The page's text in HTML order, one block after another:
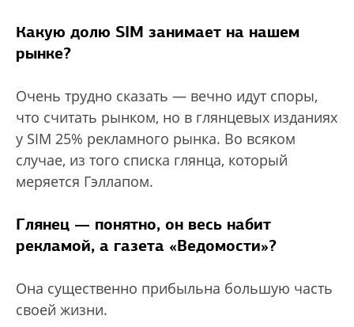
Какую долю SIM занимает на нашем
рынке?
Очень трудно сказать — вечно идут споры,
что считать рынком, но в глянцевых изданиях
у SIM 25% рекламного рынка. Во всяком
случае, из того списка глянца, который
меряется Гэллапом.
Глянец — понятно, он весь набит
рекламой, а газета «Ведомости»?
Она существенно прибыльна большую часть
своей жизни.